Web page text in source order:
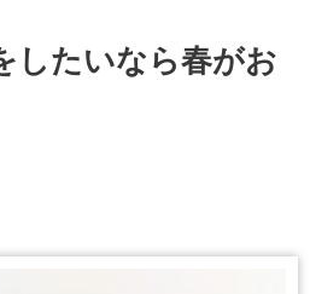
したいなら春がお